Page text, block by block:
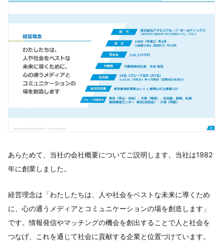
あらためて、当社の会社概要についてご説明します。当社は1982
年に創業しました。
経営理念は「わたしたちは、人や社会をベストな未来に導くため
に、心の通うメディアとコミュニケーションの場を創造します」
です。情報発信やマッチングの機会を創出することで人と社会を
つなげ、これを通じて社会に貢献する企業と位置づけています。